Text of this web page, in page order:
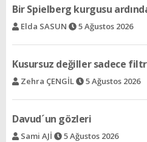
Kusursuz değiller sadece
Zehra ÇENGİL 5 Ağustos 2026
Davud´un gözleri
Sami AJİ 5 Ağustos 2026
Ortak dil: Müzik
Riva DUVENYAZ 5 Ağustos 2026